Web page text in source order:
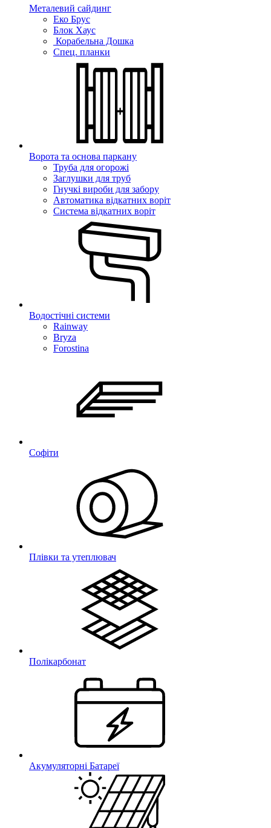
Металевий сайдинг
Еко Брус
Блок Хаус
Корабельна Дошка
Спец. планки
Ворота та основа паркану
Труба для огорожі
Заглушки для труб
Гнучкі вироби для забору
Автоматика відкатних воріт
Система відкатних воріт
Водостічні системи
Rainway
Bryza
Forostina
Софіти
Плівки та утеплювач
Полікарбонат
Акумуляторні Батареї